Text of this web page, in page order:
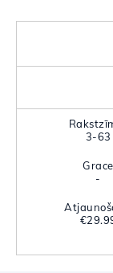
3-63
Grace
-